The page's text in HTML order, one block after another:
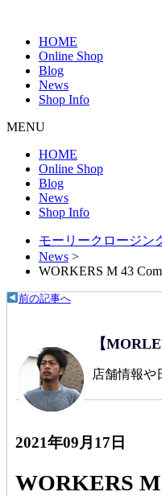
HOME
Online Shop
Blog
News
Shop Info
MENU
HOME
Online Shop
Blog
News
Shop Info
モーリークロージン
News >
WORKERS M 43
前の記事へ
【
店舗情報や
2021年09月17日
WORKERS M